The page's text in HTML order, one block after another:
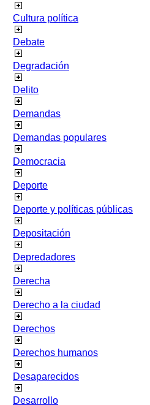
Cultura política
Debate
Degradación
Delito
Demandas
Demandas populares
Democracia
Deporte
Deporte y políticas públicas
Depositación
Depredadores
Derecha
Derecho a la ciudad
Derechos
Derechos humanos
Desaparecidos
Desarrollo